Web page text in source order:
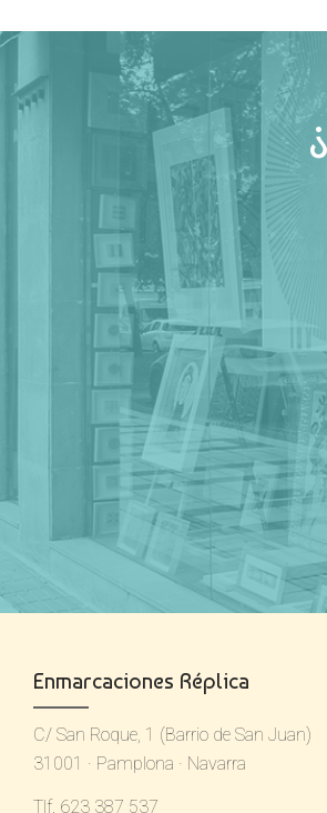
Enmarcaciones Réplica
C/ San Roque, 1 (Barrio de San Juan)
31001 · Pamplona · Navarra
Tlf. 623 387 537